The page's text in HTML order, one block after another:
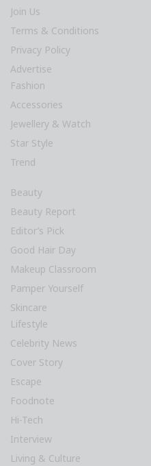
Join Us
Terms & Conditions
Privacy Policy
Advertise
Fashion
Accessories
Jewellery & Watch
Star Style
Trend
Beauty
Beauty Report
Editor’s Pick
Good Hair Day
Makeup Classroom
Pamper Yourself
Skincare
Lifestyle
Celebrity News
Cover Story
Escape
Foodnote
Hi-Tech
Interview
Living & Culture